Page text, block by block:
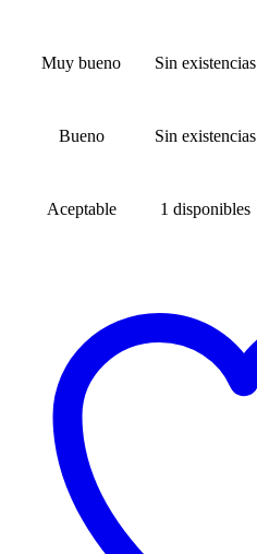
Muy bueno Sin existencias
Bueno Sin existencias
Aceptable 1 disponibles